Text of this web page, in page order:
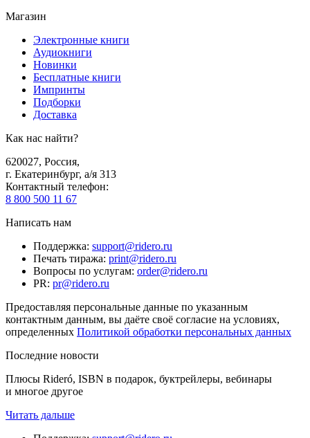
Магазин
Электронные книги
Аудиокниги
Новинки
Бесплатные книги
Импринты
Подборки
Доставка
Как нас найти?
620027, Россия,
г. Екатеринбург, а/я 313
Контактный телефон:
8 800 500 11 67
Написать нам
Поддержка: support@ridero.ru
Печать тиража: print@ridero.ru
Вопросы по услугам: order@ridero.ru
PR: pr@ridero.ru
Предоставляя персональные данные по указанным
контактным данным, вы даёте своё согласие на условиях,
определенных Политикой обработки персональных данных
Последние новости
Плюсы Rideró, ISBN в подарок, буктрейлеры, вебинары
и многое другое
Читать дальше